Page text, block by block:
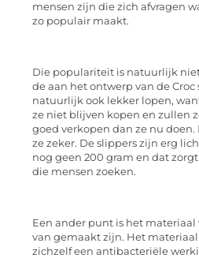
mensen zijn die zich afvragen
zo populair maakt.
Die populariteit is natuurlijk
de aan het ontwerp van de Croc
natuurlijk ook lekker lopen,
ze niet blijven kopen en zullen
goed verkopen dan ze nu
ze zeker. De slippers zijn erg
nog geen 200 gram en dat
die mensen zoeken.
Een ander punt is het materiaal
van gemaakt zijn. Het
zichzelf een antibacteriële